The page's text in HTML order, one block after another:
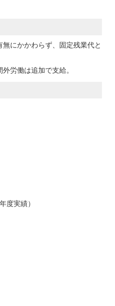
にかかわらず、固定残業代と
労働は追加で支給。
度実績）